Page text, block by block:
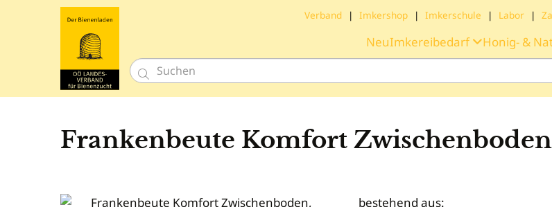
Verband | Imkershop | Imkerschule | Labor |
NeuImkereibedarf Honig- &

Frankenbeute Komfort
bestehend aus: